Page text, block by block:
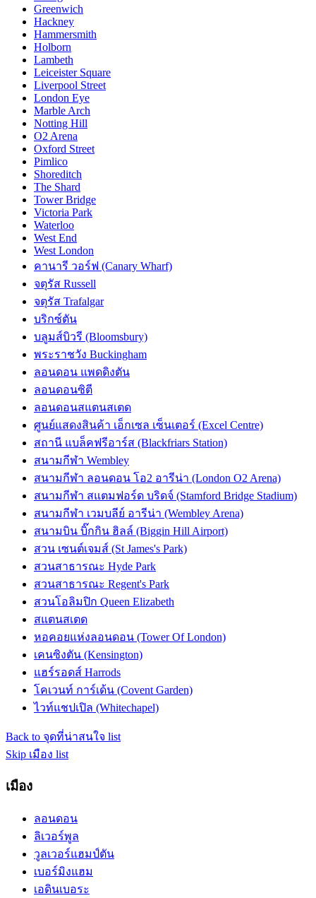
Greenwich
Hackney
Hammersmith
Holborn
Lambeth
Leiceister Square
Liverpool Street
London Eye
Marble Arch
Notting Hill
O2 Arena
Oxford Street
Pimlico
Shoreditch
The Shard
Tower Bridge
Victoria Park
Waterloo
West End
West London
คานารี วอร์ฟ (Canary Wharf)
จตุรัส Russell
จตุรัส Trafalgar
บริกซ์ตัน
บลูมส์บิวรี (Bloomsbury)
พระราชวัง Buckingham
ลอนดอน แพดดิงตัน
ลอนดอนซิตี
ลอนดอนสแตนสเตด
ศูนย์แสดงสินค้า เอ็กเซล เซ็นเตอร์ (Excel Centre)
สถานี แบล็คฟรีอาร์ส (Blackfriars Station)
สนามกีฬา Wembley
สนามกีฬา ลอนดอน โอ2 อารีน่า (London O2 Arena)
สนามกีฬา สแตมฟอร์ด บริดจ์ (Stamford Bridge Stadium)
สนามกีฬา เวมบลีย์ อารีน่า (Wembley Arena)
สนามบิน บิ๊กกิน ฮิลล์ (Biggin Hill Airport)
สวน เซนต์เจมส์ (St James's Park)
สวนสาธารณะ Hyde Park
สวนสาธารณะ Regent's Park
สวนโอลิมปิก Queen Elizabeth
สแตนสเตด
หอคอยแห่งลอนดอน (Tower Of London)
เคนซิงตัน (Kensington)
แฮร์รอดส์ Harrods
โคเวนท์ การ์เด้น (Covent Garden)
ไวท์แชปเปิล (Whitechapel)
Back to จุดที่น่าสนใจ list
Skip เมือง list
เมือง
ลอนดอน
ลิเวอร์พูล
วูลเวอร์แฮมป์ตัน
เบอร์มิงแฮม
เอดินเบอระ